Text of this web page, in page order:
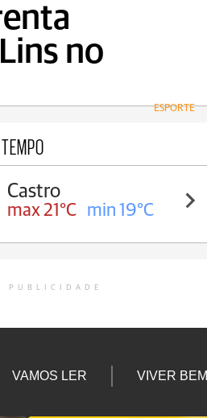
no
ESPORTE
19°C
PUBLICIDADE
VAMOS LER VIVER BEM